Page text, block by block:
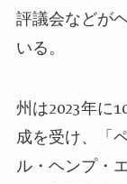
評議会などが
いる。
州は2023年に
成を受け、「
ル・ヘンプ・